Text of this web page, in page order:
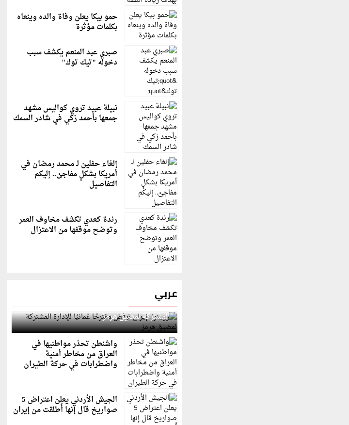
حمو بيكا يعلن وفاة والده وينعاه
بكلمات مؤثرة
صبري عبد المنعم يكشف سبب
دخوله "تيك توك"
نبيلة عبيد تروي كواليس مشهد
جمعها بأحمد زكي في شادر السمك
إلغاء حفلين لـ محمد رمضان في
أمريكا بشكلٍ مفاجئ.. إليكم
التفاصيل
رندة كعدي تكشف مخاوف العمر
وتوضح موقفها من الاعتزال
عربي
رويترز: إيران ترفض مقترحًا عُمانيًا للإدارة
المشتركة لمضيق هرمز
واشنطن تحذر مواطنيها في
العراق من مخاطر أمنية
واضطرابات في حركة الطيران
الجيش الأردني يعلن اعتراض 5
صواريخ قال إنها أُطلقت من إيران